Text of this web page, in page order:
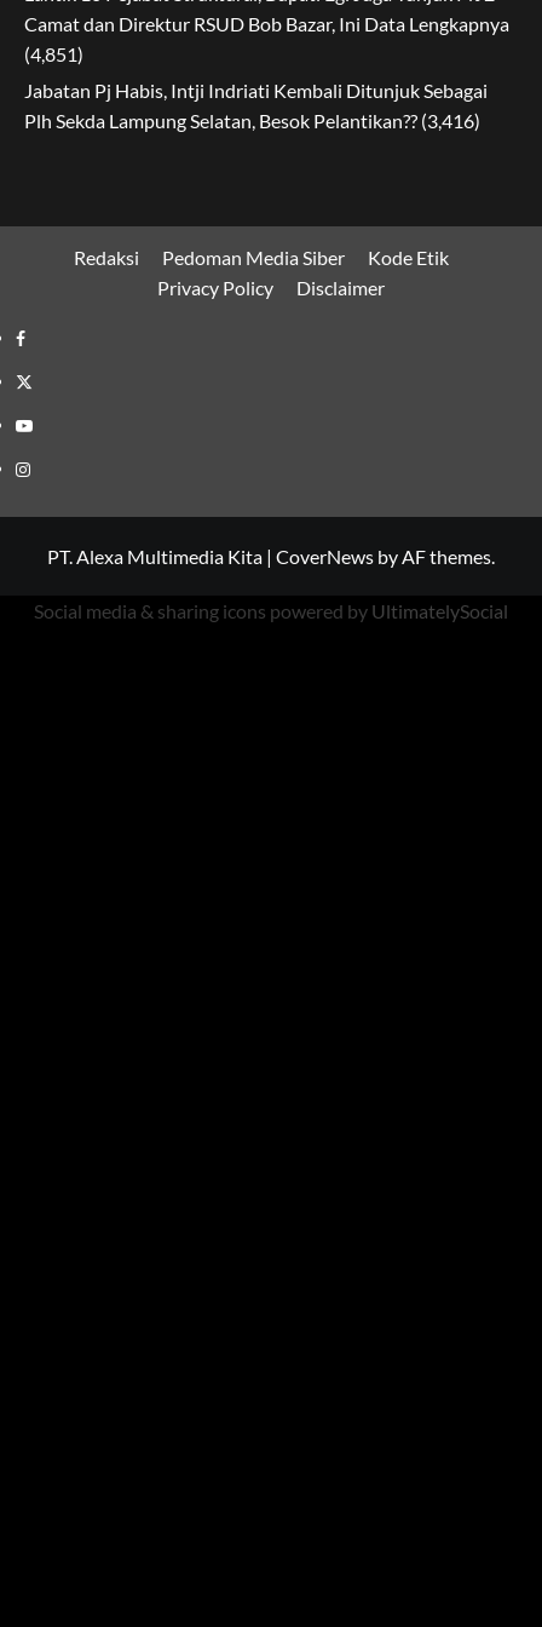
Camat dan Direktur RSUD Bob Bazar, Ini Data Lengkapnya
(4,851)
Jabatan Pj Habis, Intji Indriati Kembali Ditunjuk Sebagai
Plh Sekda Lampung Selatan, Besok Pelantikan?? (3,416)
Redaksi Pedoman Media Siber
Kode Etik
Privacy Policy
Disclaimer
Facebook
Twitter
Youtube
Instagram
PT. Alexa Multimedia Kita | CoverNews by AF themes.
Social media & sharing icons powered by UltimatelySocial